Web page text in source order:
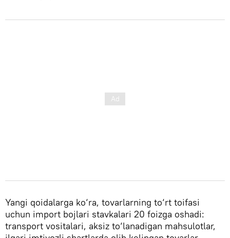
Yangi qoidalarga ko‘ra, tovarlarning to‘rt toifasi
uchun import bojlari stavkalari 20 foizga oshadi:
transport vositalari, aksiz to‘lanadigan mahsulotlar,